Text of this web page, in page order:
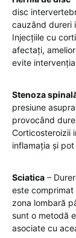
disc
cauzând dureri
Injecțiile cu
afectați,
evite
Stenoza
presiune
provocând
Corticosteroizii
inflamația și
Sciatica –
este
zona lombară
sunt o metodă
asociate cu